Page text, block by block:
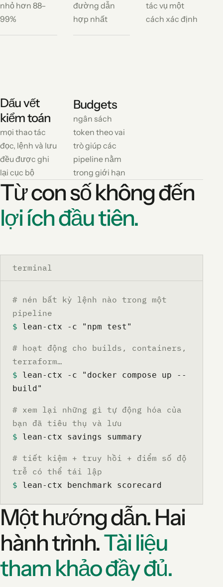
nhỏ hơn 88–
99%
đường dẫn
hợp nhất
tác vụ một
cách xác định
Dấu vết
kiểm toán
mọi thao tác
đọc, lệnh và lưu
đều được ghi
lại cục bộ
Budgets
ngân sách
token theo vai
trò giúp các
pipeline nằm
trong giới hạn
Từ con số không đến
lợi ích đầu tiên.
terminal
# nén bất kỳ lệnh nào trong một
pipeline
$ lean-ctx -c "npm test"
# hoạt động cho builds, containers,
terraform…
$ lean-ctx -c "docker compose up --
build"
# xem lại những gì tự động hóa của
bạn đã tiêu thụ và lưu
$ lean-ctx savings summary
# tiết kiệm + truy hồi + điểm số độ
trễ có thể tái lập
$ lean-ctx benchmark scorecard
Một hướng dẫn. Hai
hành trình.Tài liệu
tham khảo đầy đủ.